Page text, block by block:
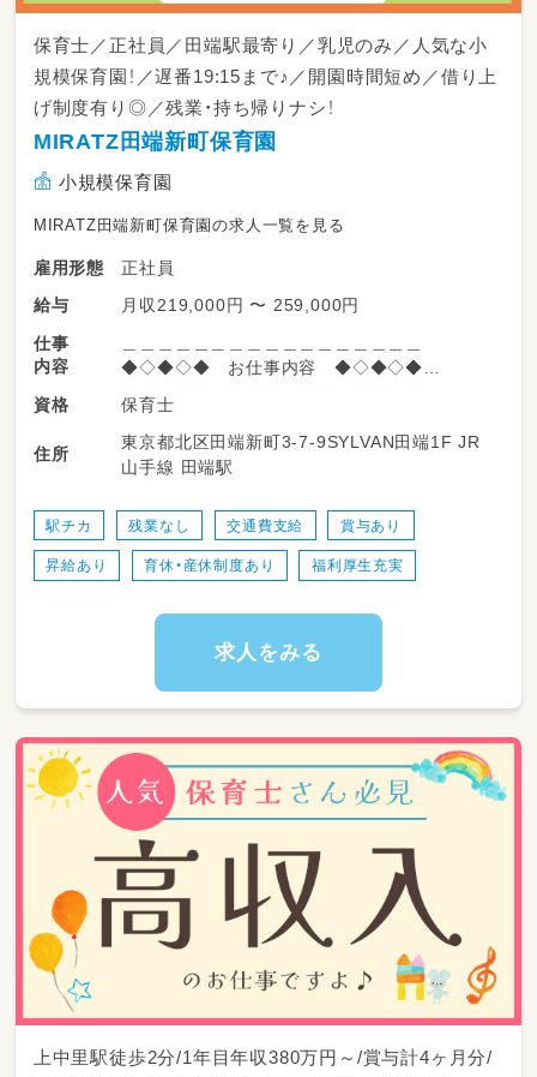
保育士／正社員／田端駅最寄り／乳児のみ／人気な小
規模保育園！／遅番19:15まで♪／開園時間短め／借り上
げ制度有り◎／残業・持ち帰りナシ！
MIRATZ田端新町保育園
小規模保育園
MIRATZ田端新町保育園の求人一覧を見る
雇用形態
正社員
給与
月収219,000円 〜 259,000円
仕事
内容
◆◇◆◇◆ お仕事内容 ◆◇◆◇◆
￣￣￣￣￣￣￣￣￣￣￣￣￣￣￣￣￣
0歳～2歳歳児の保育業務をお願いします。
担当はご相談によって決定いたします！
資格 保育士
住所
東京都北区田端新町3-7-9SYLVAN田端1F JR
山手線 田端駅
駅チカ 残業なし 交通費支給 賞与あり
昇給あり 育休・産休制度あり 福利厚生充実
求人をみる
上中里駅徒歩2分/1年目年収380万円～/賞与計4ヶ月分/